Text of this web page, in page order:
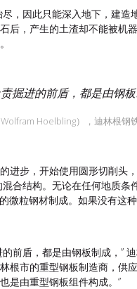
，因此只能深入地下，建
后，产生的土渣却不能被机
掘进的前盾，都是由钢
Hoelbling），迪林根钢
进步，开始使用圆形切削头
混合结构。无论在任何地质
微粒钢材制成。如果没有这
前盾，都是由钢板制成，”
根市的重型钢板制造商，供
是由重型钢板组件构成。”